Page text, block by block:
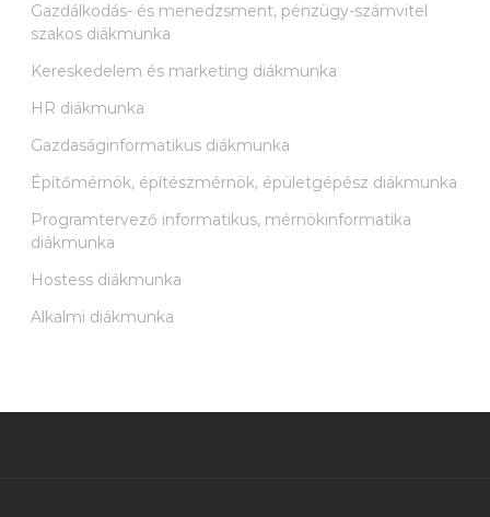
Gazdálkodás- és menedzsment, pénzügy-számvitel
szakos diákmunka
Kereskedelem és marketing diákmunka
HR diákmunka
Gazdaságinformatikus diákmunka
Építőmérnök, építészmérnök, épületgépész diákmunka
Programtervező informatikus, mérnökinformatika
diákmunka
Hostess diákmunka
Alkalmi diákmunka